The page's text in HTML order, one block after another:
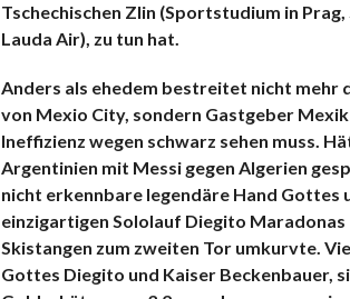
Tschechischen Zlin (Sportstudium in
Lauda Air), zu tun hat.
Anders als ehedem bestreitet nicht
von Mexio City, sondern Gastgeber
Ineffizienz wegen schwarz sehen muss.
Argentinien mit Messi gegen Algerien
nicht erkennbare legendäre Hand Gottes
einzigartigen Sololauf Diegito
Skistangen zum zweiten Tor umkurvte.
Gottes Diegito und Kaiser Beckenbauer,